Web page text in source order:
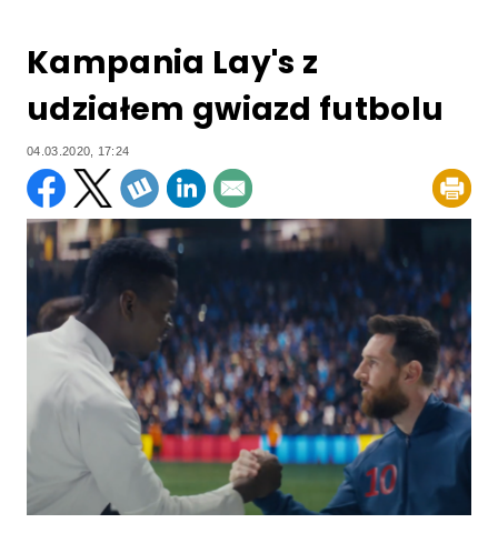
Kampania Lay's z
udziałem gwiazd futbolu
04.03.2020, 17:24